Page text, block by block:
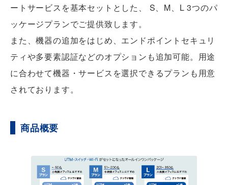
ートサービスを基本セットとした、 S、M、L 3つのパ
ッケージプランでご提供致します。
また、機器の追加をはじめ、エンドポイントセキュリ
ティや多要素認証などのオプションも追加可能。用途
に合わせて機器・サービスを選択できるプランも用意
されております。
商品概要